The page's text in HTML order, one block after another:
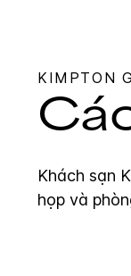
KIMPTON
Khách sạn
họp và